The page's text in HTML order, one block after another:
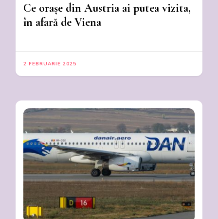
Ce orașe din Austria ai putea vizita,
în afară de Viena
2 FEBRUARIE 2025